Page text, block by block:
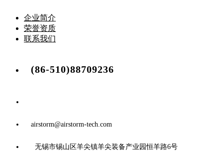
企业简介
荣誉资质
联系我们
(86-510)88709236
airstorm@airstorm-tech.com
无锡市锡山区羊尖镇羊尖装备产业园恒羊路6号